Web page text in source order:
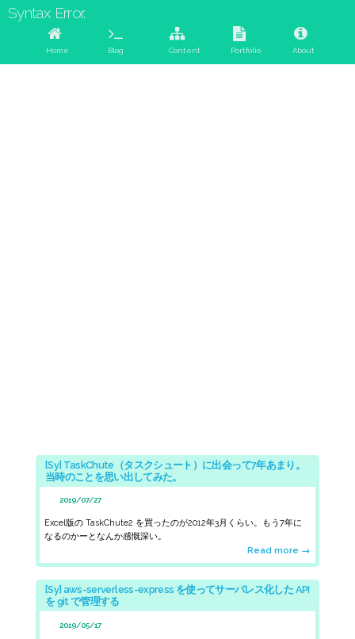
Syntax Error.
Home Blog Content Portfolio About
[Sy] TaskChute（タスクシュート）に出会って7年あまり。
当時のことを思い出してみた。
2019/07/27
Excel版のTaskChute2 を買ったのが2012年3月くらい。もう7年に
なるのかーとなんか感慨深い。
Read more →
[Sy] aws-serverless-express を使ってサーバレス化した API
を git で管理する
2019/05/17